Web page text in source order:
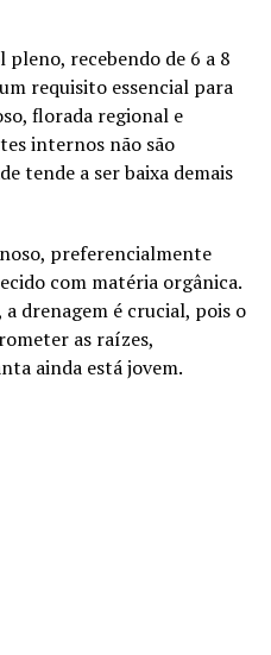
pleno, recebendo de 6 a 8
requisito essencial para
florada regional e
internos não são
tende a ser baixa demais
preferencialmente
com matéria orgânica.
drenagem é crucial, pois o
as raízes,
ainda está jovem.